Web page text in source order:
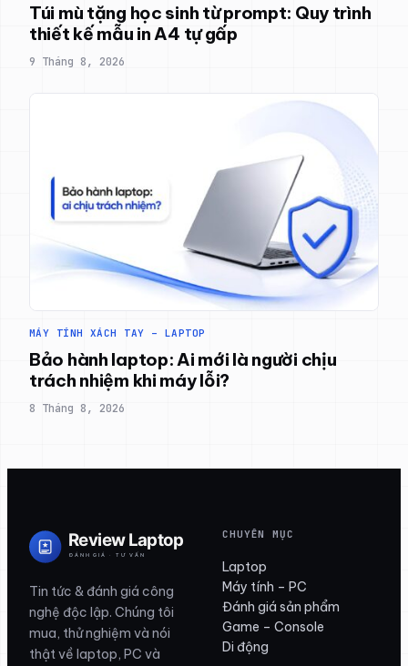
Túi mù tặng học sinh từ prompt: Quy trình
thiết kế mẫu in A4 tự gấp
9 Tháng 8, 2026
MÁY TÍNH XÁCH TAY – LAPTOP
Bảo hành laptop: Ai mới là người chịu
trách nhiệm khi máy lỗi?
8 Tháng 8, 2026
Tin tức & đánh giá công
nghệ độc lập. Chúng tôi
mua, thử nghiệm và nói
thật về laptop, PC và
CHUYÊN MỤC
Laptop
Máy tính – PC
Đánh giá sản phẩm
Game – Console
Di động